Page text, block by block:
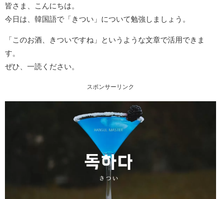
皆さま、こんにちは。
今日は、韓国語で「きつい」について勉強しましょう。
「このお酒、きついですね」というような文章で活用できま
す。
ぜひ、一読ください。
スポンサーリンク